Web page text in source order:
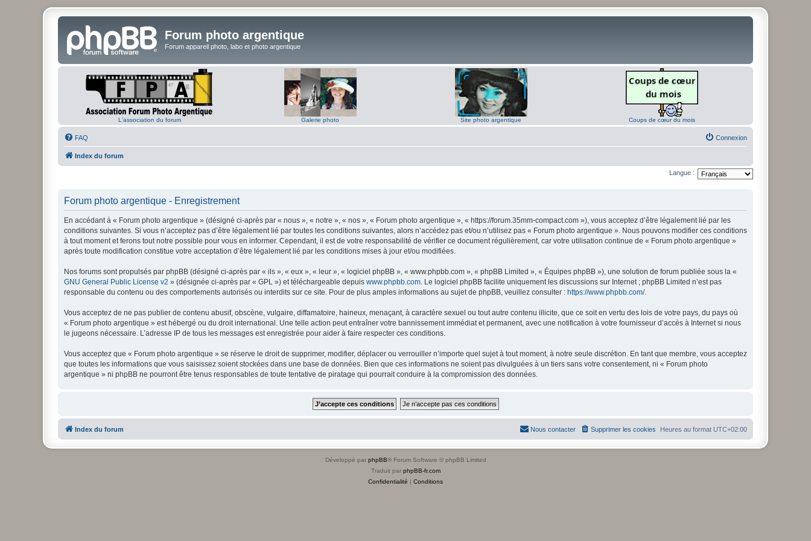
Forum photo argentique
Forum appareil photo, labo et photo argentique
L'association du forum Galerie photo Site photo argentique Coups de cœur du mois
FAQ Connexion
Index du forum
Langue :
Forum photo argentique - Enregistrement
En accédant à « Forum photo argentique » (désigné ci-après par « nous », « notre », « nos », « Forum photo argentique », « https://forum.35mm-compact.com »), vous acceptez d’être légalement lié par les
conditions suivantes. Si vous n’acceptez pas d’être légalement lié par toutes les conditions suivantes, alors n’accédez pas et/ou n’utilisez pas « Forum photo argentique ». Nous pouvons modifier ces conditions
à tout moment et ferons tout notre possible pour vous en informer. Cependant, il est de votre responsabilité de vérifier ce document régulièrement, car votre utilisation continue de « Forum photo argentique »
après toute modification constitue votre acceptation d’être légalement lié par les conditions mises à jour et/ou modifiées.
Nos forums sont propulsés par phpBB (désigné ci-après par « ils », « eux », « leur », « logiciel phpBB », « www.phpbb.com », « phpBB Limited », « Équipes phpBB »), une solution de forum publiée sous la «
GNU General Public License v2 » (désignée ci-après par « GPL ») et téléchargeable depuis www.phpbb.com. Le logiciel phpBB facilite uniquement les discussions sur Internet ; phpBB Limited n’est pas
responsable du contenu ou des comportements autorisés ou interdits sur ce site. Pour de plus amples informations au sujet de phpBB, veuillez consulter : https://www.phpbb.com/.
Vous acceptez de ne pas publier de contenu abusif, obscène, vulgaire, diffamatoire, haineux, menaçant, à caractère sexuel ou tout autre contenu illicite, que ce soit en vertu des lois de votre pays, du pays où
« Forum photo argentique » est hébergé ou du droit international. Une telle action peut entraîner votre bannissement immédiat et permanent, avec une notification à votre fournisseur d’accès à Internet si nous
le jugeons nécessaire. L’adresse IP de tous les messages est enregistrée pour aider à faire respecter ces conditions.
Vous acceptez que « Forum photo argentique » se réserve le droit de supprimer, modifier, déplacer ou verrouiller n’importe quel sujet à tout moment, à notre seule discrétion. En tant que membre, vous acceptez
que toutes les informations que vous saisissez soient stockées dans une base de données. Bien que ces informations ne soient pas divulguées à un tiers sans votre consentement, ni « Forum photo
argentique » ni phpBB ne pourront être tenus responsables de toute tentative de piratage qui pourrait conduire à la compromission des données.
Index du forum Heures au format UTC+02:00
Supprimer les cookies
Nous contacter
Développé par phpBB® Forum Software © phpBB Limited
Traduit par phpBB-fr.com
Confidentialité | Conditions